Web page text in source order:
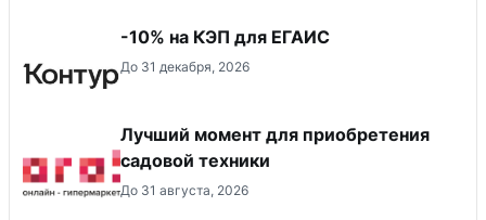
-10% на КЭП для ЕГАИС
До 31 декабря, 2026
Лучший момент для приобретения
садовой техники
До 31 августа, 2026